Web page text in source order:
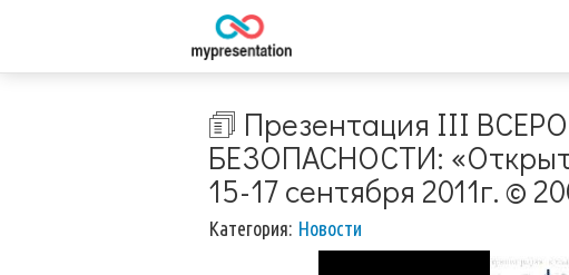
🗊 Презентация III
БЕЗОПАСНОСТИ:
15-17 сентября 2011г. ©
Категория: Новости